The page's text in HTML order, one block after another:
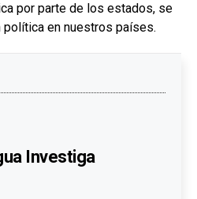
por parte de los estados, se
política en nuestros países.
Investiga